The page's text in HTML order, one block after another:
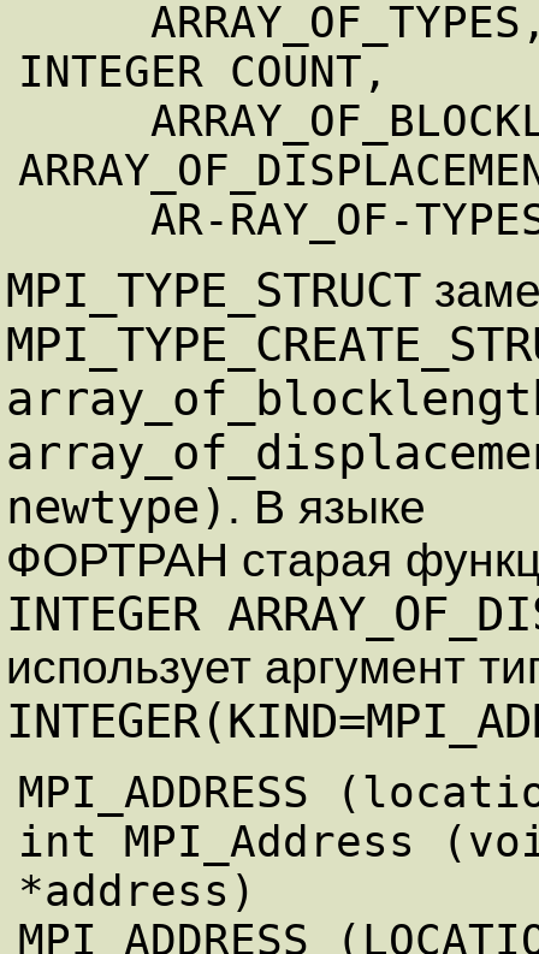
INTEGER COUNT,
MPI_TYPE_STRUCT
newtype) . В языке
ФОРТРАН старая
INTEGER
использует аргумент
MPI_ADDRESS
int MPI_Address
*address)
MPI_ADDRESS